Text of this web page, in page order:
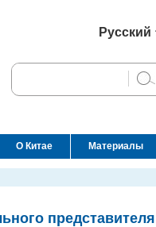
Русский
English
Español
عربي
О Китае Материалы
представителя